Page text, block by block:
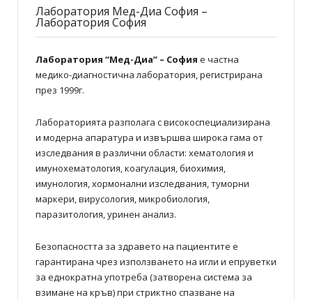
Лаборатория Мед-Диа София –
Лаборатория София
Лаборатория “Мед-Диа” – София e частна
медико-диагностична лаборатория, регистрирана
през 1999г.
Лабораторията разполага с високоспециализирана
и модерна апаратура и извършва широка гама от
изследвания в различни области: хематология и
имунохематология, коагулация, биохимия,
имунология, хормонални изследвания, туморни
маркери, вирусология, микробиология,
паразитология, уринен анализ.
Безопасността за здравето на пациентите е
гарантирана чрез използването на игли и епруветки
за еднократна употреба (затворена система за
взимане на кръв) при стриктно спазване на